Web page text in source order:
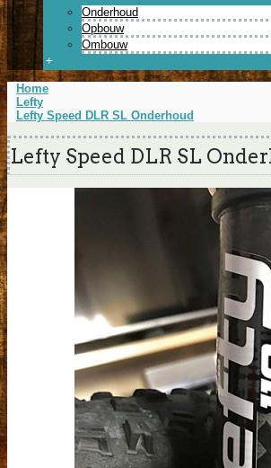
Onderhoud
Opbouw
Ombouw
+
Home
Lefty
Lefty Speed DLR SL Onderhoud
Lefty Speed DLR SL